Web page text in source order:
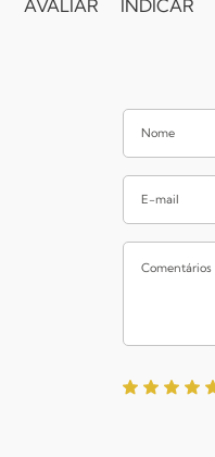
AVALIAR INDICAR